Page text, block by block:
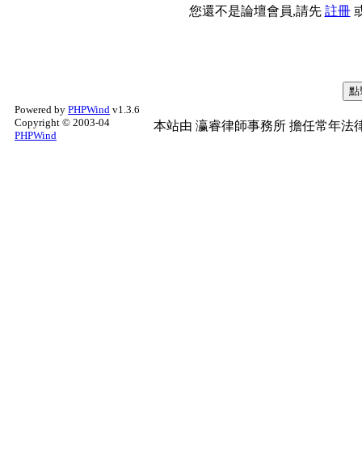
您還不是論壇會員,請先 註冊
Powered by PHPWind v1.3.6
Copyright © 2003-04
PHPWind
本站由 瀛睿律師事務所 擔任常年法